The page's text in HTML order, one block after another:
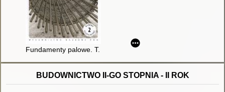
Fundamenty palowe. T. 1,
BUDOWNICTWO II-GO STOPNIA - II ROK